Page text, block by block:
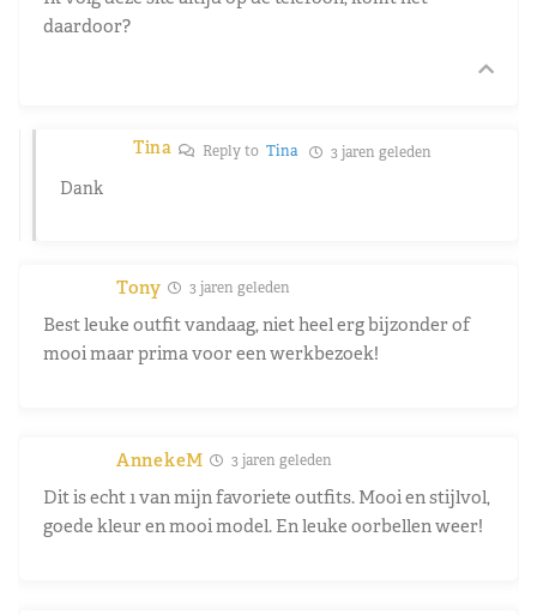
daardoor?
Tina Reply to Tina 3 jaren geleden
Dank
Tony 3 jaren geleden
Best leuke outfit vandaag, niet heel erg bijzonder of
mooi maar prima voor een werkbezoek!
AnnekeM 3 jaren geleden
Dit is echt 1 van mijn favoriete outfits. Mooi en stijlvol,
goede kleur en mooi model. En leuke oorbellen weer!